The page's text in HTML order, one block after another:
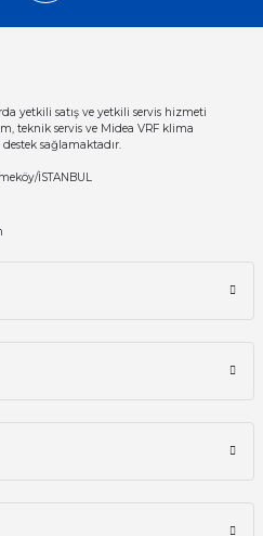
yetkili satış ve yetkili servis hizmeti
teknik servis ve Midea VRF klima
sağlamaktadır.
İSTANBUL